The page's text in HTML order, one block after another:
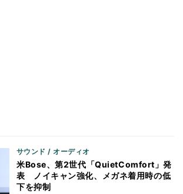
サウンド / オーディオ
米Bose、第2世代「QuietComfort」発
表 ノイキャン強化、メガネ着用時の低
下を抑制